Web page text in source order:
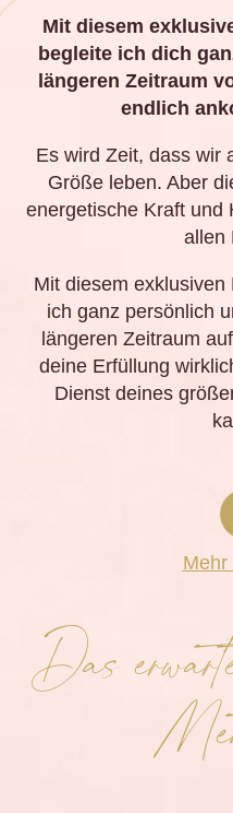
Mit diesem
begleite ich dich
längeren Zeitraum
endlich
Es wird Zeit, dass wir
Größe leben. Aber
energetische Kraft und
allen
Mit diesem
ich ganz persönlich
längeren Zeitraum
deine Erfüllung
Dienst deines
Mehr
Das